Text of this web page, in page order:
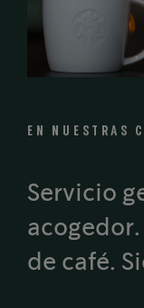
EN NUESTRAS
Servicio
de café.